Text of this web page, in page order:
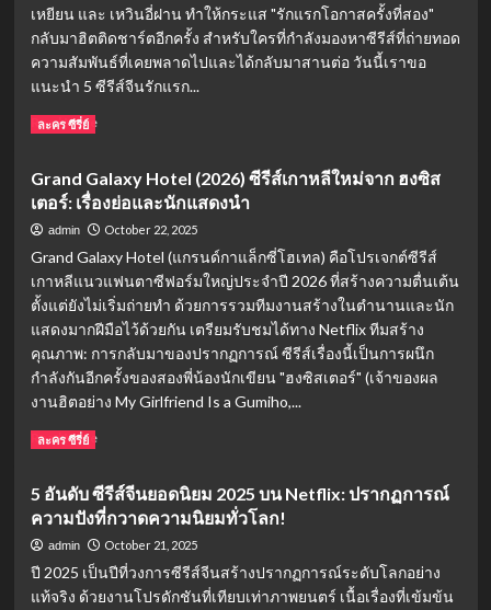
河
枕)
Fight
Love:
แค้น
และ
ความ
รัก
ต่าง
ฐานะ
(ติ
งอ
ซ่ง
เชี่ยน)
เหยียน และ เหวินอี่ฝาน ทำให้กระแส "รักแรกโอกาสครั้งที่สอง"
กลับมาฮิตติดชาร์ตอีกครั้ง สำหรับใครที่กำลังมองหาซีรีส์ที่ถ่ายทอด
ความสัมพันธ์ที่เคยพลาดไปและได้กลับมาสานต่อ วันนี้เราขอ
แนะนำ 5 ซีรีส์จีนรักแรก...
Read MoreRead
5
อันดับ
ซี
จีน
โร
แมน
ติก
สุด
ละมุน:
แรก”
วง
บัลลังก์
ใน
ชีวิต!
ละคร ซีรี่ย์
Grand Galaxy Hotel (2026) ซีรีส์เกาหลีใหม่จาก ฮงซิส
เตอร์: เรื่องย่อและนักแสดงนำ
admin October 22, 2025
Grand Galaxy Hotel (แกรนด์กาแล็กซี่โฮเทล) คือโปรเจกต์ซีรีส์
เกาหลีแนวแฟนตาซีฟอร์มใหญ่ประจำปี 2026 ที่สร้างความตื่นเต้น
ตั้งแต่ยังไม่เริ่มถ่ายทำ ด้วยการรวมทีมงานสร้างในตำนานและนัก
แสดงมากฝีมือไว้ด้วยกัน เตรียมรับชมได้ทาง Netflix ทีมสร้าง
คุณภาพ: การกลับมาของปรากฏการณ์ ซีรีส์เรื่องนี้เป็นการผนึก
กำลังกันอีกครั้งของสองพี่น้องนักเขียน "ฮงซิสเตอร์" (เจ้าของผล
งานฮิตอย่าง My Girlfriend Is a Gumiho,...
Read MoreRead
Grand
Galaxy
Hotel
(2026)
ซี
รีส์
ละคร ซีรี่ย์
5 อันดับ ซีรีส์จีนยอดนิยม 2025 บน Netflix: ปรากฏการณ์
ความปังที่กวาดความนิยมทั่วโลก!
admin October 21, 2025
ปี 2025 เป็นปีที่วงการซีรีส์จีนสร้างปรากฏการณ์ระดับโลกอย่าง
แท้จริง ด้วยงานโปรดักชันที่เทียบเท่าภาพยนตร์ เนื้อเรื่องที่เข้มข้น